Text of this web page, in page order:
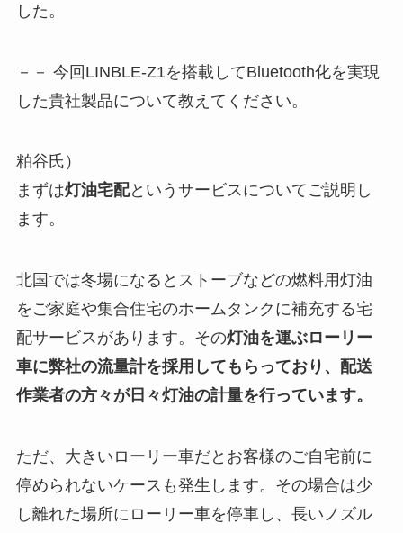
した。
－－ 今回LINBLE-Z1を搭載してBluetooth化を実現
した貴社製品について教えてください。
粕谷氏）
まずは灯油宅配というサービスについてご説明し
ます。
北国では冬場になるとストーブなどの燃料用灯油
をご家庭や集合住宅のホームタンクに補充する宅
配サービスがあります。その灯油を運ぶローリー
車に弊社の流量計を採用してもらっており、配送
作業者の方々が日々灯油の計量を行っています。
ただ、大きいローリー車だとお客様のご自宅前に
停められないケースも発生します。その場合は少
し離れた場所にローリー車を停車し、長いノズル